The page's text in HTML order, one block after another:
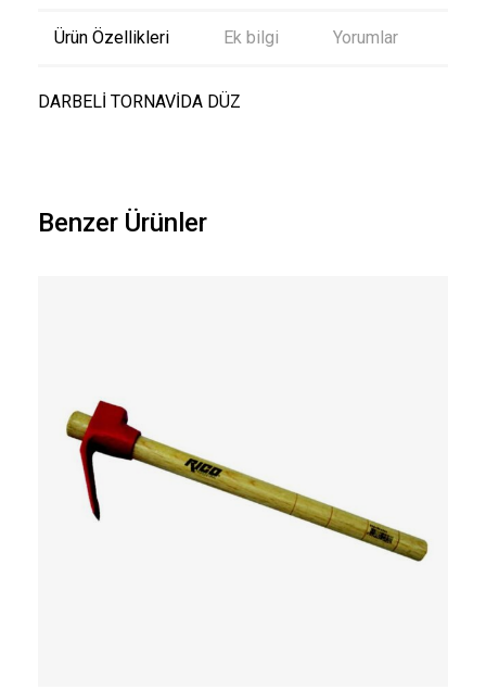
Ürün Özellikleri Ek bilgi Yorumlar
DARBELİ TORNAVİDA DÜZ
Benzer Ürünler